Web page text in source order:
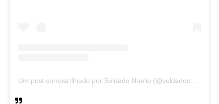
Um post compartilhado por Soldado Noelio (@soldadonoelio)